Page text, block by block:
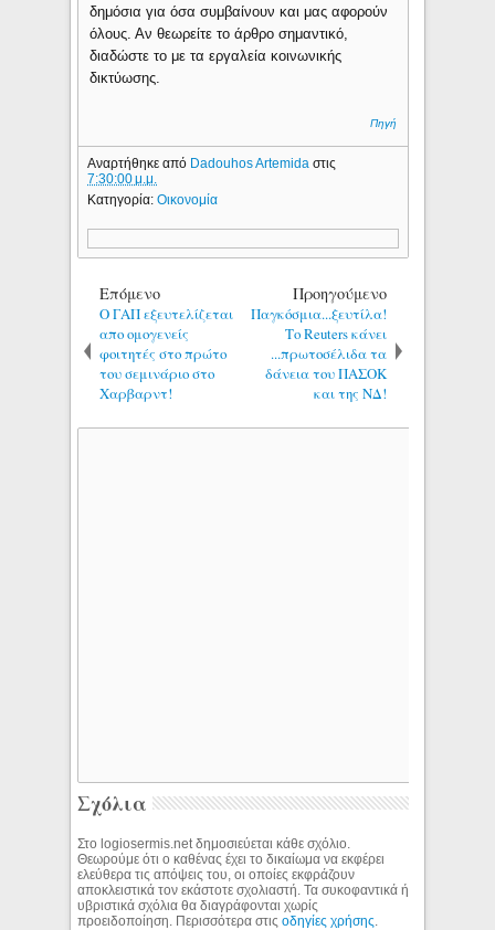
δημόσια για όσα συμβαίνουν και μας αφορούν
όλους. Αν θεωρείτε το άρθρο σημαντικό,
διαδώστε το με τα εργαλεία κοινωνικής
δικτύωσης.
Πηγή
Αναρτήθηκε από Dadouhos Artemidaστις
7:30:00 μ.μ.
Κατηγορία:Οικονομία
Επόμενο
O ΓΑΠ εξευτελίζεται
απο ομογενείς
φοιτητές στο πρώτο
του σεμινάριο στο
Χαρβαρντ!
Προηγούμενο
Παγκόσμια...ξευτίλα!
Το Reuters κάνει
...πρωτοσέλιδα τα
δάνεια του ΠΑΣΟΚ
και της ΝΔ!
Σχόλια
Στο logiosermis.net δημοσιεύεται κάθε σχόλιο.
Θεωρούμε ότι ο καθένας έχει το δικαίωμα να εκφέρει
ελεύθερα τις απόψεις του, οι οποίες εκφράζουν
αποκλειστικά τον εκάστοτε σχολιαστή. Τα συκοφαντικά ή
υβριστικά σχόλια θα διαγράφονται χωρίς
προειδοποίηση. Περισσότερα στιςοδηγίες χρήσης